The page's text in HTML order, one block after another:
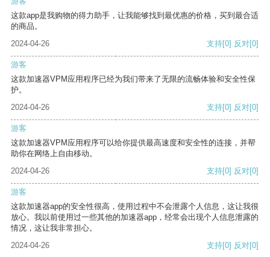
这款app是我购物的得力助手，让我能够找到最优惠的价格，买到最合适
的商品。
2024-04-26
支持[0] 反对[0]
游客
这款加速器VPM应用程序已经为我们带来了无限的流畅体验和安全性保
护。
2024-04-26
支持[0] 反对[0]
游客
这款加速器VPM应用程序可以给你提供最高速度和安全性的连接，并帮
助你在网络上自由移动。
2024-04-26
支持[0] 反对[0]
游客
这款加速器app的安全性很高，使用过程中不会泄露个人信息，这让我很
放心。我以前使用过一些其他的加速器app，经常会出现个人信息泄露的
情况，这让我非常担心。
2024-04-26
支持[0] 反对[0]